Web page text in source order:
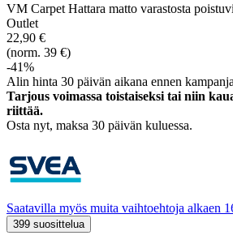
VM Carpet Hattara matto varastosta
Outlet
22,90 €
(norm. 39 €)
-41%
Alin hinta 30 päivän aikana ennen
Tarjous voimassa toistaiseksi tai niin
riittää.
Osta nyt, ­maksa 30 päivän kuluessa.
Saatavilla myös muita vaihtoehtoja alkaen
399 suosittelua